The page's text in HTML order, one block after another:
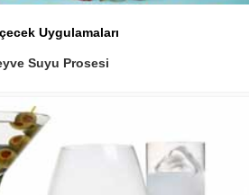
Uygulamaları
Suyu Prosesi